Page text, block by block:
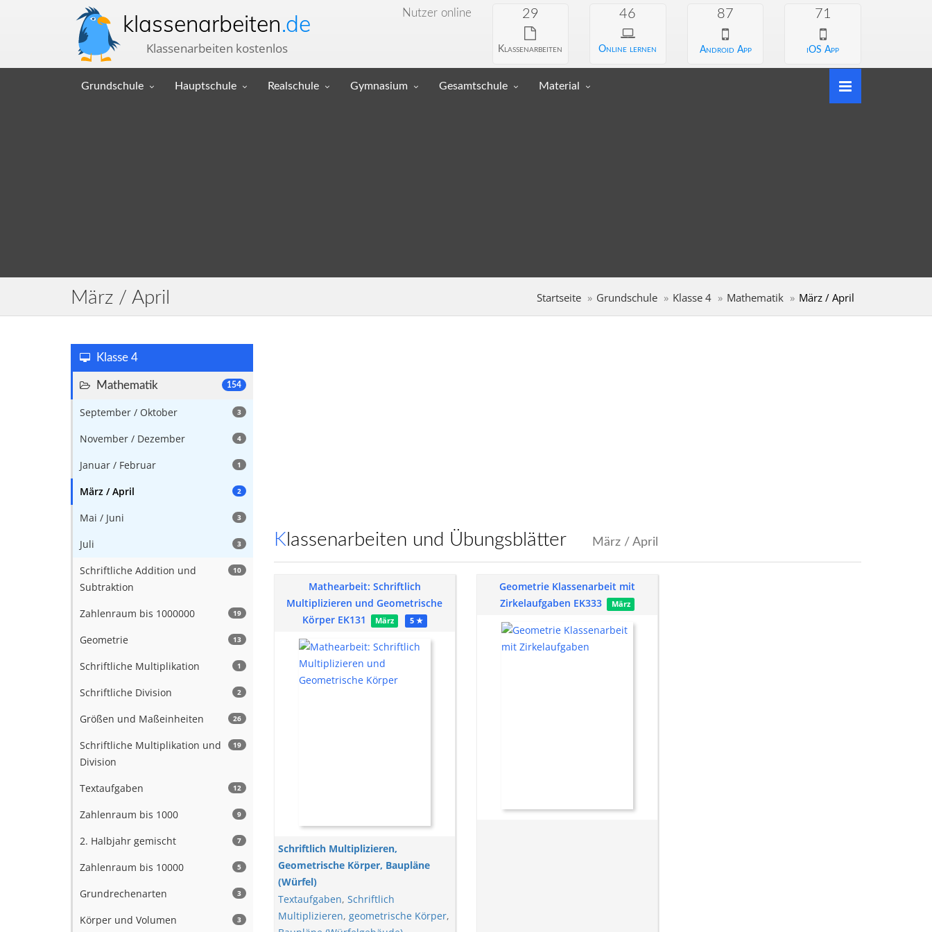
klassenarbeiten.de
Klassenarbeiten kostenlos
Nutzer online 29
Klassenarbeiten
46
Online lernen
87
Android App
71
iOS App
Grundschule Hauptschule Realschule Gymnasium Gesamtschule Material
März / April Startseite Grundschule Klasse 4 Mathematik März / April
Klasse 4
154
Mathematik
3
September / Oktober
4
November / Dezember
1
Januar / Februar
2
März / April
3
Mai / Juni
3
Juli
10
Schriftliche Addition und
Subtraktion
19
Zahlenraum bis 1000000
13
Geometrie
1
Schriftliche Multiplikation
2
Schriftliche Division
26
Größen und Maßeinheiten
19
Schriftliche Multiplikation und
Division
12
Textaufgaben
9
Zahlenraum bis 1000
7
2. Halbjahr gemischt
5
Zahlenraum bis 10000
3
Grundrechenarten
3
Körper und Volumen
Klassenarbeiten und Übungsblätter März / April
Mathearbeit: Schriftlich
Multiplizieren und Geometrische
Körper EK131
März 5 ★
Schriftlich Multiplizieren,
Geometrische Körper, Baupläne
(Würfel)
Textaufgaben, Schriftlich
Multiplizieren, geometrische Körper,
Geometrie Klassenarbeit mit
Zirkelaufgaben EK333
März